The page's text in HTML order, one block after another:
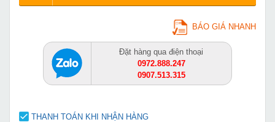
BÁO GIÁ NHANH
Đặt hàng qua điện thoại
0972.888.247
0907.513.315
THANH TOÁN KHI NHẬN HÀNG